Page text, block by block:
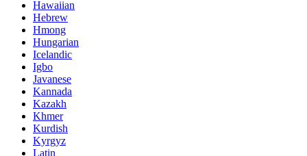
Hawaiian
Hebrew
Hmong
Hungarian
Icelandic
Igbo
Javanese
Kannada
Kazakh
Khmer
Kurdish
Kyrgyz
Latin